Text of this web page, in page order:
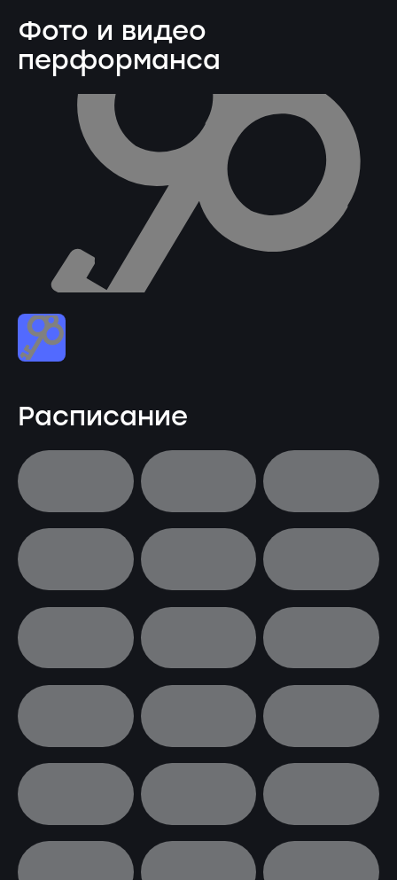
Фото и видео
перформанса
Расписание